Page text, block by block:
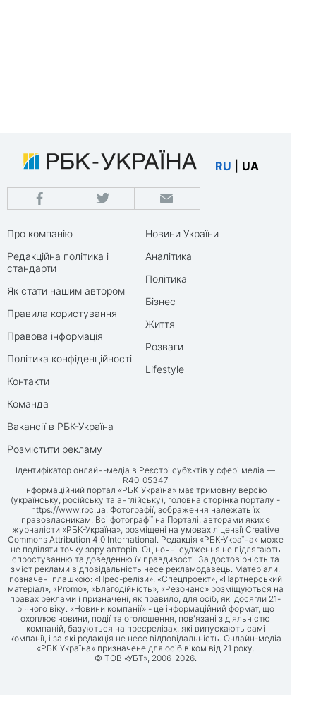
RU UA
Про компанію
Редакційна політика і
стандарти
Як стати нашим автором
Правила користування
Правова інформація
Політика конфіденційності
Контакти
Команда
Вакансії в РБК-Україна
Розмістити рекламу
Новини України
Аналітика
Політика
Бізнес
Життя
Розваги
Lifestyle
Ідентифікатор онлайн-медіа в Реєстрі суб’єктів у сфері медіа —
R40-05347
Інформаційний портал «РБК-Україна» має тримовну версію
(українську, російську та англійську), головна сторінка порталу -
https://www.rbc.ua. Фотографії, зображення належать їх
правовласникам. Всі фотографії на Порталі, авторами яких є
журналісти «РБК-Україна», розміщені на умовах ліцензії Creative
Commons Attribution 4.0 International. Редакція «РБК-Україна» може
не поділяти точку зору авторів. Оціночні судження не підлягають
спростуванню та доведенню їх правдивості. За достовірність та
зміст реклами відповідальність несе рекламодавець. Матеріали,
позначені плашкою: «Прес-релізи», «Спецпроект», «Партнерський
матеріал», «Promo», «Благодійність», «Резонанс» розміщуються на
правах реклами і призначені, як правило, для осіб, які досягли 21-
річного віку. «Новини компанії» - це інформаційний формат, що
охоплює новини, події та оголошення, пов'язані з діяльністю
компаній, базуються на пресрелізах, які випускають самі
компанії, і за які редакція не несе відповідальність. Онлайн-медіа
«РБК-Україна» призначене для осіб віком від 21 року.
© ТОВ «УБТ», 2006-2026.